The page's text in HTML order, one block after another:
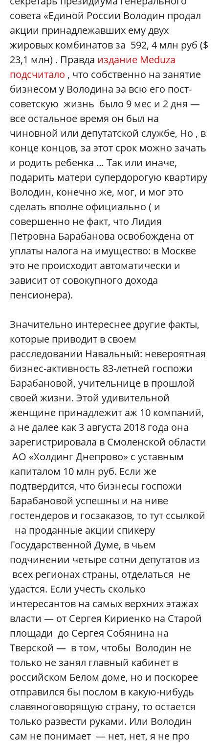
совета «Единой России Володин продал
акции принадлежавших ему двух
жировых комбинатов за 592, 4 млн руб ($
23,1 млн) . Правда издание Meduza
подсчитало , что собственно на занятие
бизнесом у Володина за всю его пост-
советскую жизнь было 9 мес и 2 дня —
все остальное время он был на
чиновной или депутатской службе, Но , в
конце концов, за этот срок можно зачать
и родить ребенка … Так или иначе,
подарить матери супердорогую квартиру
Володин, конечно же, мог, и мог это
сделать вполне официально ( и
совершенно не факт, что Лидия
Петровна Барабанова освобождена от
уплаты налога на имущество: в Москве
это не происходит автоматически и
зависит от совокупного дохода
пенсионера).
Значительно интереснее другие факты,
которые приводит в своем
расследовании Навальный: невероятная
бизнес-активность 83-летней госпожи
Барабановой, учительнице в прошлой
своей жизни. Этой удивительной
женщине принадлежит аж 10 компаний,
а не далее как 3 августа 2018 года она
зарегистрировала в Смоленской области
АО «Холдинг Днепрово» с уставным
капиталом 10 млн руб. Если же
подтвердится, что бизнесы госпожи
Барабановой успешны и на ниве
гостендеров и госзаказов, то тут ссылкой
на проданные акции спикеру
Государственной Думе, в чьем
подчинении четыре сотни депутатов из
всех регионах страны, отделаться не
удастся. Если учесть сколько
интересантов на самых верхних этажах
власти — от Сергея Кириенко на Старой
площади до Сергея Собянина на
Тверской — в том, чтобы Володин не
только не занял главный кабинет в
российском Белом доме, но и поскорее
отправился бы послом в какую-нибудь
славяноговорящую страну, то остается
только развести руками. Или Володин
сам не понимает — нет, нет, я не про